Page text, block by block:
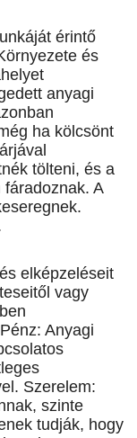
érintő
és
anyagi
ha kölcsönt
tölteni, és a
A
elképzeléseit
vagy
Anyagi
Szerelem:
szinte
tudják, hogy